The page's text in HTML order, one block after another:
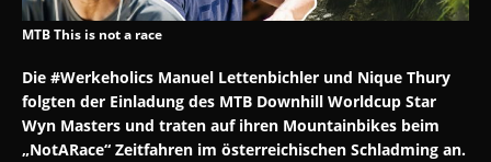
MTB This is not a race
Die #Werkeholics Manuel Lettenbichler und Nique Thury
folgten der Einladung des MTB Downhill Worldcup Star
Wyn Masters und traten auf ihren Mountainbikes beim
„NotARace“ Zeitfahren im österreichischen Schladming an.